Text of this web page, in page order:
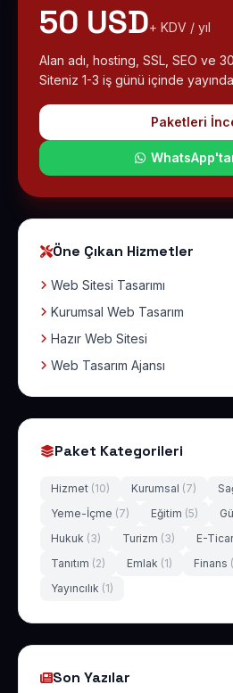
50 USD+ KDV / yıl
Alan adı, hosting, SSL, SEO ve
Siteniz 1-3 iş günü içinde
Paketleri
Öne Çıkan Hizmetler
Web Sitesi Tasarımı
Kurumsal Web Tasarım
Hazır Web Sitesi
Web Tasarım Ajansı
Paket Kategorileri
Hizmet (10) Kurumsal (7)
Yeme-İçme (7) Eğitim (5)
Hukuk (3) Turizm (3) E-
Tanıtım (2) Emlak (1) Finans
Yayıncılık (1)
Son Yazılar